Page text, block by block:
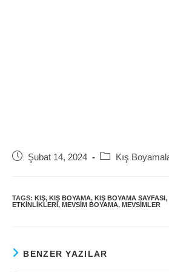
Post Şubat 14, 2024
Post Kış
TAGS: KIŞ, KIŞ BOYAMA, KIŞ BOYAMA SAYFASI,
ETKINLIKLERI, MEVSIM BOYAMA, MEVSIMLER
BENZER YAZILAR